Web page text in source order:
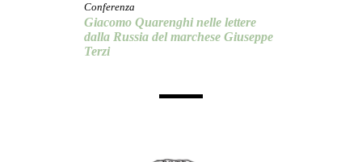
Conferenza
Giacomo Quarenghi nelle lettere
dalla Russia del marchese Giuseppe
Terzi